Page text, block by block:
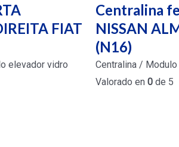
FIAT
elevador vidro
Centralina
NISSAN
(N16)
Centralina /
Valorado en 0 de 5